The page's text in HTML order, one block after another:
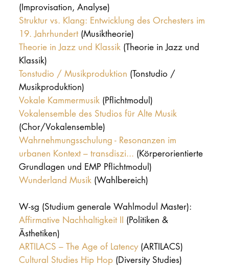
(Improvisation, Analyse)
Struktur vs. Klang: Entwicklung des Orchesters im
19. Jahrhundert (Musiktheorie)
Theorie in Jazz und Klassik (Theorie in Jazz und
Klassik)
Tonstudio / Musikproduktion (Tonstudio /
Musikproduktion)
Vokale Kammermusik (Pflichtmodul)
Vokalensemble des Studios für Alte Musik
(Chor/Vokalensemble)
Wahrnehmungsschulung - Resonanzen im
urbanen Kontext – transdiszi... (Körperorientierte
Grundlagen und EMP Pflichtmodul)
Wunderland Musik (Wahlbereich)
W-sg (Studium generale Wahlmodul Master):
Affirmative Nachhaltigkeit II (Politiken &
Ästhetiken)
ARTILACS – The Age of Latency (ARTILACS)
Cultural Studies Hip Hop (Diversity Studies)